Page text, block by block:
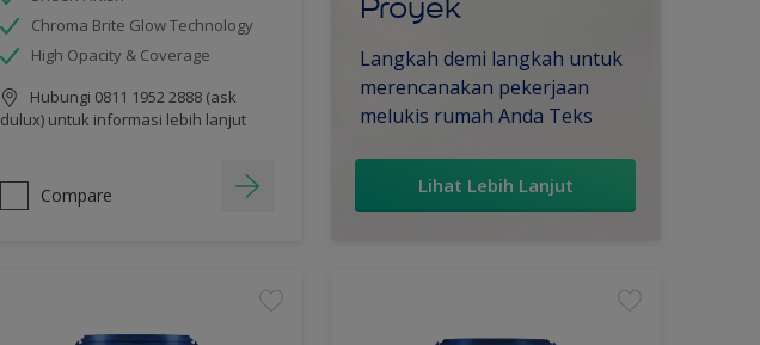
Chroma Brite Glow Technology
High Opacity & Coverage
Hubungi 0811 1952 2888 (ask
dulux) untuk informasi lebih lanjut
Compare
Langkah demi langkah untuk
merencanakan pekerjaan
melukis rumah Anda Teks
Lihat Lebih Lanjut